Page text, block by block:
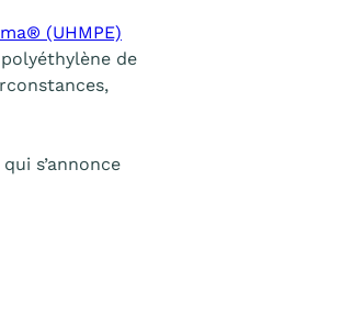
(UHMPE)
de
s’annonce